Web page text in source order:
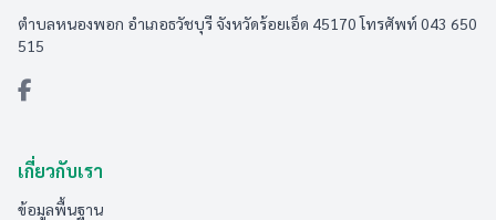
ตำบลหนองพอก อำเภอธวัชบุรี จังหวัดร้อยเอ็ด 45170 โทรศัพท์ 043 650
515
เกี่ยวกับเรา
ข้อมูลพื้นฐาน